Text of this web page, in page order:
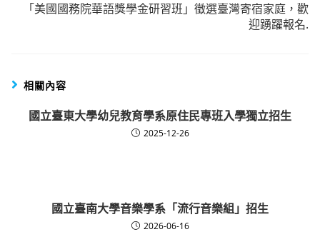
「美國國務院華語獎學金研習班」徵選臺灣寄宿家庭，歡
迎踴躍報名.
相關內容
國立臺東大學幼兒教育學系原住民專班入學獨立招生
2025-12-26
國立臺南大學音樂學系「流行音樂組」招生
2026-06-16